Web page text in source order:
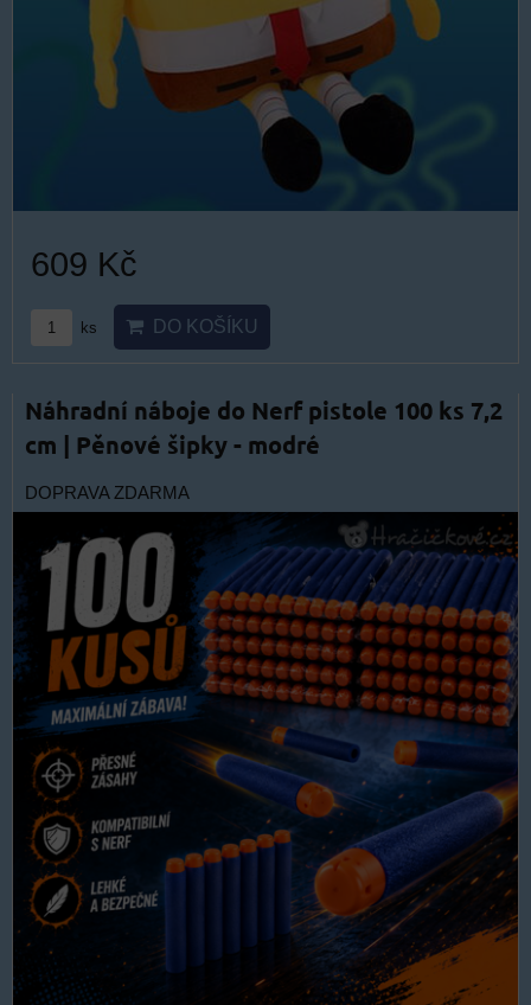
609 Kč
ks DO KOŠÍKU
Náhradní náboje do Nerf pistole 100 ks 7,2
cm | Pěnové šipky - modré
DOPRAVA ZDARMA